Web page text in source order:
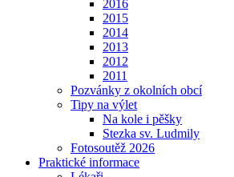
2016
2015
2014
2013
2012
2011
Pozvánky z okolních obcí
Tipy na výlet
Na kole i pěšky
Stezka sv. Ludmily
Fotosoutěž 2026
Praktické informace